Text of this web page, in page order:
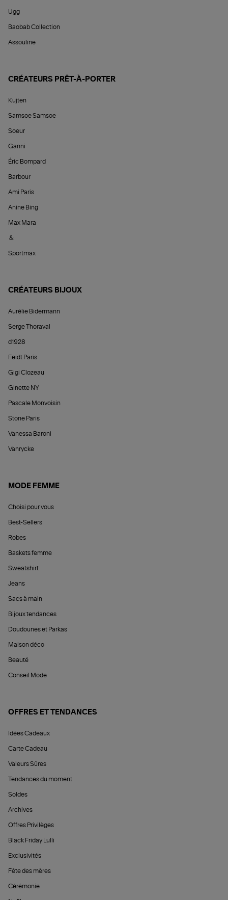
Ugg
Baobab Collection
Assouline
CRÉATEURS PRÊT-À-PORTER
Kujten
Samsoe Samsoe
Soeur
Ganni
Éric Bompard
Barbour
Ami Paris
Anine Bing
Max Mara
&
Sportmax
CRÉATEURS BIJOUX
Aurélie Bidermann
Serge Thoraval
d1928
Feidt Paris
Gigi Clozeau
Ginette NY
Pascale Monvoisin
Stone Paris
Vanessa Baroni
Vanrycke
MODE FEMME
Choisi pour vous
Best-Sellers
Robes
Baskets femme
Sweatshirt
Jeans
Sacs à main
Bijoux tendances
Doudounes et Parkas
Maison déco
Beauté
Conseil Mode
OFFRES ET TENDANCES
Idées Cadeaux
Carte Cadeau
Valeurs Sûres
Tendances du moment
Soldes
Archives
Offres Privilèges
Black Friday Lulli
Exclusivités
Fête des mères
Cérémonie